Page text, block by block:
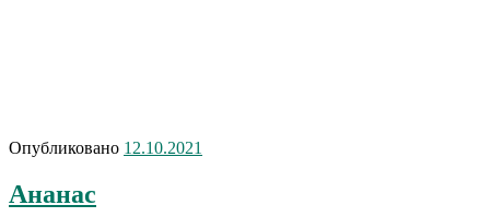
Опубликовано 12.10.2021
Ананас